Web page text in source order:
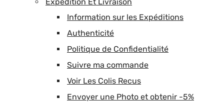
Information sur les Expéditions
Authenticité
Politique de Confidentialité
Suivre ma commande
Voir Les Colis Recus
Envoyer une Photo et obtenir -5%